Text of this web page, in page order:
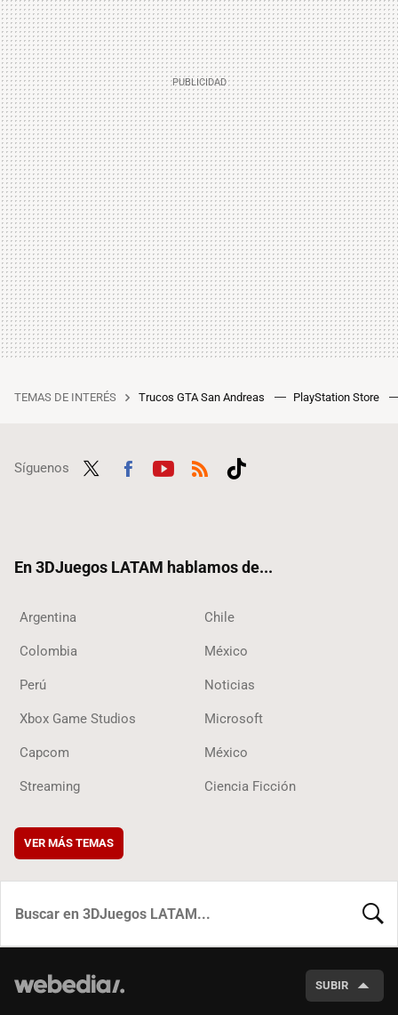
TEMAS DE INTERÉS Trucos GTA San Andreas PlayStation Store
Síguenos
En 3DJuegos LATAM hablamos de...
Argentina Chile
Colombia México
Perú Noticias
Xbox Game Studios Microsoft
Capcom México
Streaming Ciencia Ficción
VER MÁS TEMAS
SUBIR